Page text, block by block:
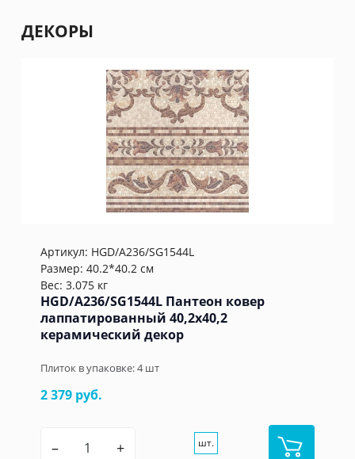
ДЕКОРЫ
Артикул: HGD/A236/SG1544L
Размер: 40.2*40.2 см
Вес: 3.075 кг
HGD/A236/SG1544L Пантеон ковер
лаппатированный 40,2x40,2
керамический декор
Плиток в упаковке:4шт
2 379 руб.
– + шт.